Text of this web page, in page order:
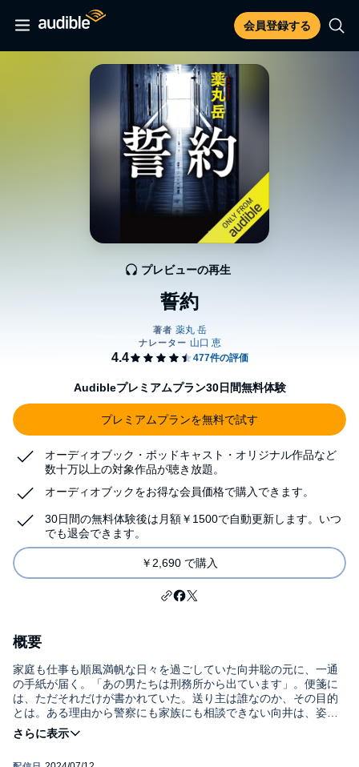
会員登録する
誓約
プレビューの再生
Audibleプレミアムプラン30日間無料体験
プレミアムプランを無料で試す
オーディオブック・ポッドキャスト・オリジナル作品など
数十万以上の対象作品が聴き放題。
オーディオブックをお得な会員価格で購入できます。
30日間の無料体験後は月額￥1500で自動更新します。いつ
でも退会できます。
￥2,690 で購入
概要
家庭も仕事も順風満帆な日々を過ごしていた向井聡の元に、一通
の手紙が届く。「あの男たちは刑務所から出ています」。便箋に
は、ただそれだけが書かれていた。送り主は誰なのか、その目的
とは。ある理由から警察にも家族にも相談できない向井は、姿見
せぬ脅迫者に一人立ち向かうが。故郷、家族、犯した罪……。葬
ったはずの過去による復讐が、いま始まる。©GAKU YAKUMARU,